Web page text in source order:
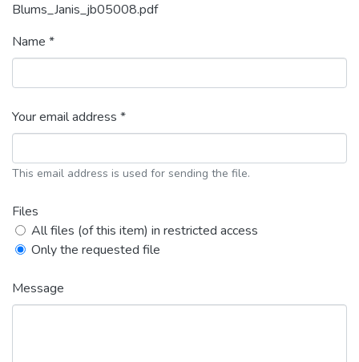
Blums_Janis_jb05008.pdf
Name *
Your email address *
This email address is used for sending the file.
Files
All files (of this item) in restricted access
Only the requested file
Message